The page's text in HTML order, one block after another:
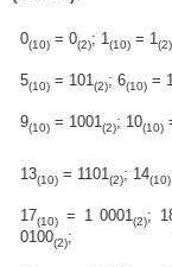
0(10) = 0(2); 1(10) = 1(2)
5(10) = 101(2); 6(10) =
9(10) = 1001(2); 10(10)
13(10) = 1101(2); 14(10)
17(10) = 1 0001(2);
0100(2);